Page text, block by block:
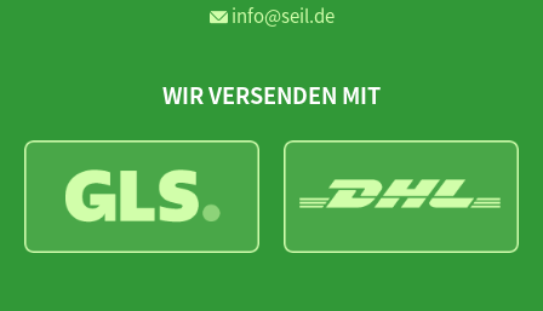
info@seil.de
WIR VERSENDEN MIT